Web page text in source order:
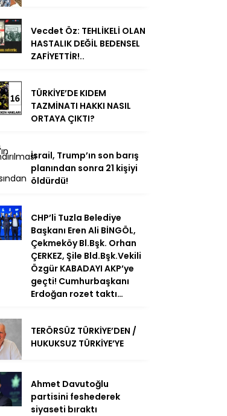
Vecdet Öz: TEHLİKELİ OLAN
HASTALIK DEĞİL BEDENSEL
ZAFİYETTİR!..
TÜRKİYE’DE KIDEM
TAZMİNATI HAKKI NASIL
ORTAYA ÇIKTI?
İsrail, Trump’ın son barış
planından sonra 21 kişiyi
öldürdü!
CHP’li Tuzla Belediye
Başkanı Eren Ali BİNGÖL,
Çekmeköy Bl.Bşk. Orhan
ÇERKEZ, Şile Bld.Bşk.Vekili
Özgür KABADAYI AKP’ye
geçti! Cumhurbaşkanı
Erdoğan rozet taktı…
TERÖRSÜZ TÜRKİYE’DEN /
HUKUKSUZ TÜRKİYE’YE
Ahmet Davutoğlu
partisini feshederek
siyaseti bıraktı